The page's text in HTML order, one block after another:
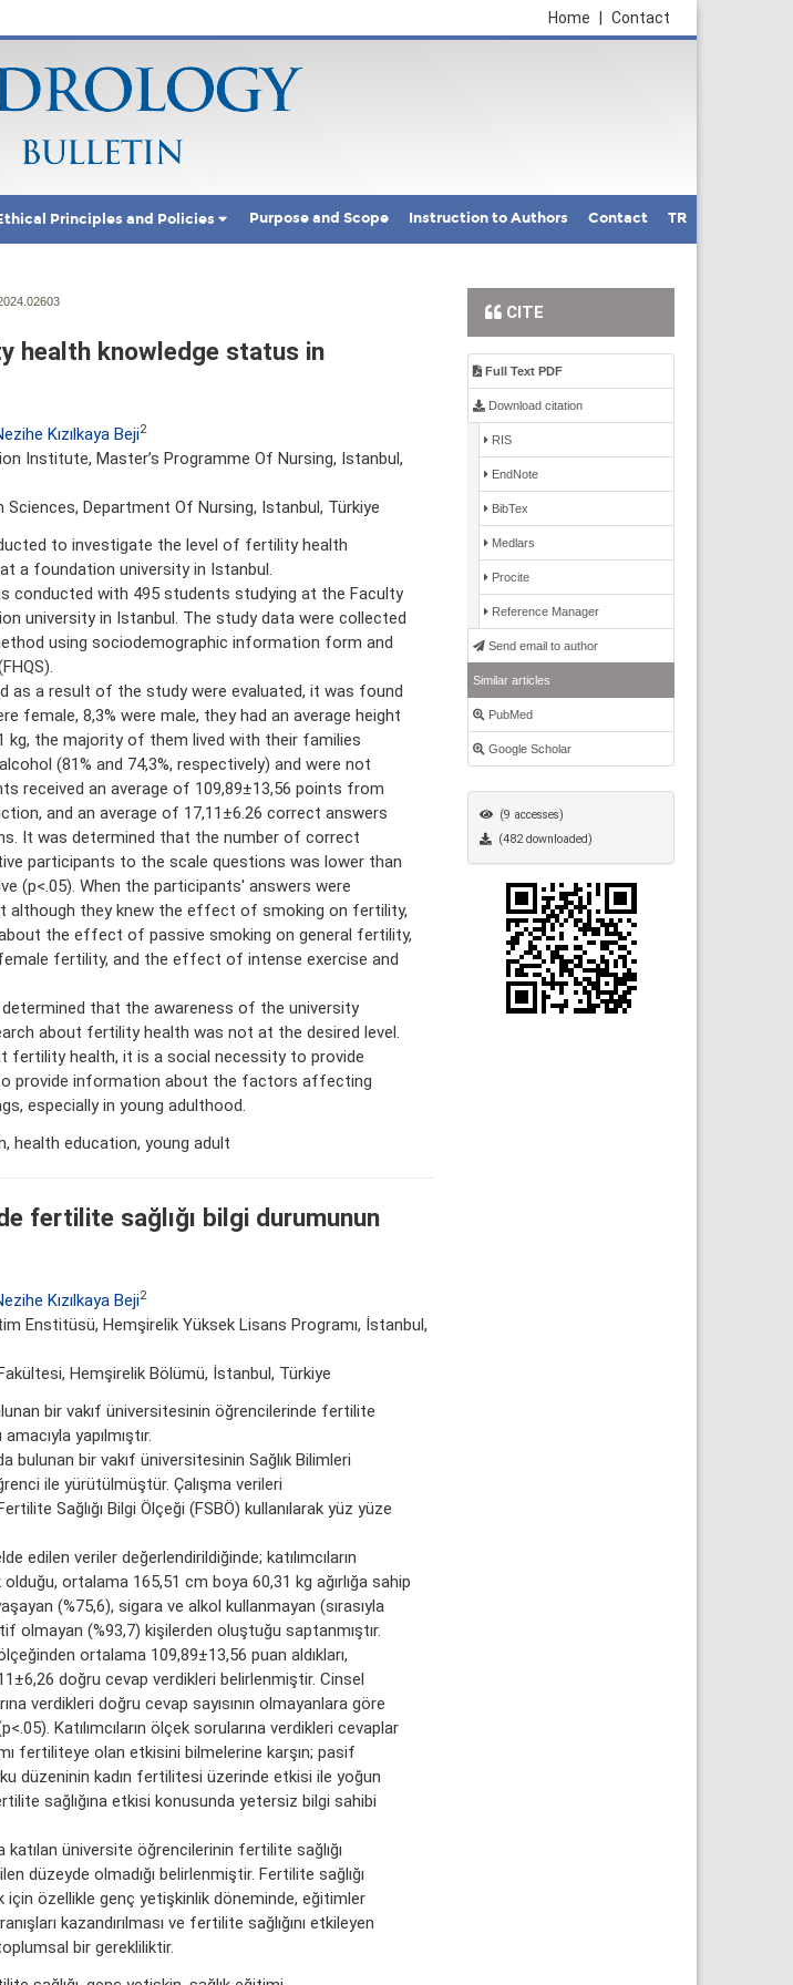
Contact
Home
Principles and Policies Purpose and Scope Instruction to Authors Contact TR
health knowledge status in
Kızılkaya Beji2
Institute, Master’s Programme Of Nursing, Istanbul,
Sciences, Department Of Nursing, Istanbul, Türkiye
to investigate the level of fertility health
a foundation university in Istanbul.
conducted with 495 students studying at the Faculty
university in Istanbul. The study data were collected
using sociodemographic information form and
as a result of the study were evaluated, it was found
female, 8,3% were male, they had an average height
kg, the majority of them lived with their families
(81% and 74,3%, respectively) and were not
received an average of 109,89±13,56 points from
and an average of 17,11±6.26 correct answers
It was determined that the number of correct
participants to the scale questions was lower than
(p<.05). When the participants' answers were
although they knew the effect of smoking on fertility,
the effect of passive smoking on general fertility,
fertility, and the effect of intense exercise and
determined that the awareness of the university
about fertility health was not at the desired level.
fertility health, it is a social necessity to provide
provide information about the factors affecting
especially in young adulthood.
health education, young adult
fertilite sağlığı bilgi durumunun
Kızılkaya Beji2
Enstitüsü, Hemşirelik Yüksek Lisans Programı, İstanbul,
Hemşirelik Bölümü, İstanbul, Türkiye
bir vakıf üniversitesinin öğrencilerinde fertilite
yapılmıştır.
bulunan bir vakıf üniversitesinin Sağlık Bilimleri
ile yürütülmüştür. Çalışma verileri
Sağlığı Bilgi Ölçeği (FSBÖ) kullanılarak yüz yüze
edilen veriler değerlendirildiğinde; katılımcıların
olduğu, ortalama 165,51 cm boya 60,31 kg ağırlığa sahip
(%75,6), sigara ve alkol kullanmayan (sırasıyla
olmayan (%93,7) kişilerden oluştuğu saptanmıştır.
ortalama 109,89±13,56 puan aldıkları,
doğru cevap verdikleri belirlenmiştir. Cinsel
verdikleri doğru cevap sayısının olmayanlara göre
Katılımcıların ölçek sorularına verdikleri cevaplar
fertiliteye olan etkisini bilmelerine karşın; pasif
düzeninin kadın fertilitesi üzerinde etkisi ile yoğun
sağlığına etkisi konusunda yetersiz bilgi sahibi
katılan üniversite öğrencilerinin fertilite sağlığı
düzeyde olmadığı belirlenmiştir. Fertilite sağlığı
için özellikle genç yetişkinlik döneminde, eğitimler
kazandırılması ve fertilite sağlığını etkileyen
bir gerekliliktir.
CITE
Full Text PDF
Download citation
RIS
EndNote
BibTex
Medlars
Procite
Reference Manager
Send email to author
Similar articles
PubMed
Google Scholar
(9 accesses)
(482 downloaded)